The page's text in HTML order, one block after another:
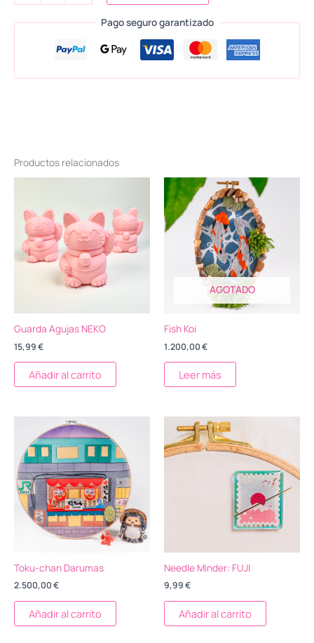
Pago seguro garantizado
Productos relacionados
Guarda Agujas NEKO
15,99€
Añadir al carrito
AGOTADO
Fish Koi
1.200,00€
Leer más
Toku-chan Darumas
2.500,00€
Añadir al carrito
Needle Minder: FUJI
9,99€
Añadir al carrito